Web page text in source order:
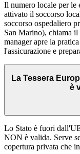
Il numero locale per le
attivato il soccorso
soccorso ospedaliero
San Marino), chiama
manager apre la
l'assicurazione e
La Tessera
è
Lo Stato è fuori
NON è valida. Serve
copertura privata che